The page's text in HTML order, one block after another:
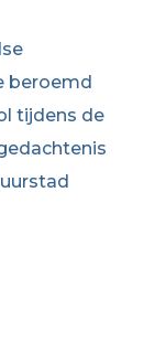
beroemd
tijdens de